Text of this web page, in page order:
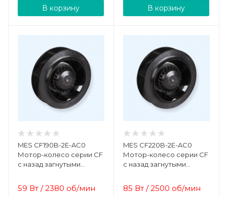
В корзину В корзину
MES CF190B-2E-AC0
Мотор-колесо серии CF
с назад загнутыми
59 Вт /2380 об/мин
MES CF220B-2E-AC0
Мотор-колесо серии CF
с назад загнутыми
85 Вт /2500 об/мин